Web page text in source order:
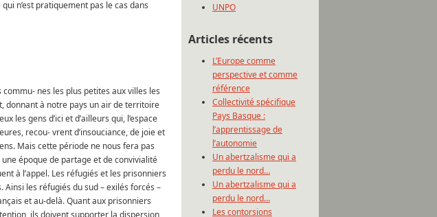
n’est pratiquement pas le cas dans
nes les plus petites aux villes les
donnant à notre pays un air de territoire
les gens d’ici et d’ailleurs qui, l’espace
recou- vrent d’insouciance, de joie et
Mais cette période ne nous fera pas
époque de partage et de convivialité
à l’appel. Les réfugiés et les prisonniers
Ainsi les réfugiés du sud – exilés forcés –
et au-delà. Quant aux prisonniers
ils doivent supporter la dispersion
UNPO
Articles récents
L’Europe comme
perspective et comme
référence
Collectivité spécifique
Pays Basque :
l’apprentissage de
l’autonomie
Un abertzalisme qui a
perdu le nord…
Un abertzalisme qui a
perdu le nord…
Les contorsions